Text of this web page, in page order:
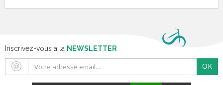
Inscrivez-vous à la NEWSLETTER
OK